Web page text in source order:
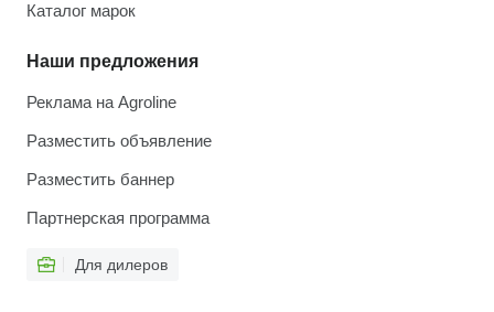
Каталог марок
Наши предложения
Реклама на Agroline
Разместить объявление
Разместить баннер
Партнерская программа
Для дилеров